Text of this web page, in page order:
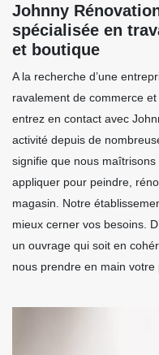
Johnny
spécialisée en
et boutique
A la recherche d’une
ravalement de commerce
entrez en contact avec
activité depuis de
signifie que nous
appliquer pour peindre,
magasin. Notre
mieux cerner vos besoins.
un ouvrage qui soit en
nous prendre en main votre